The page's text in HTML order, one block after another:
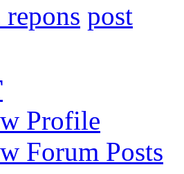
Profile
Forum Posts